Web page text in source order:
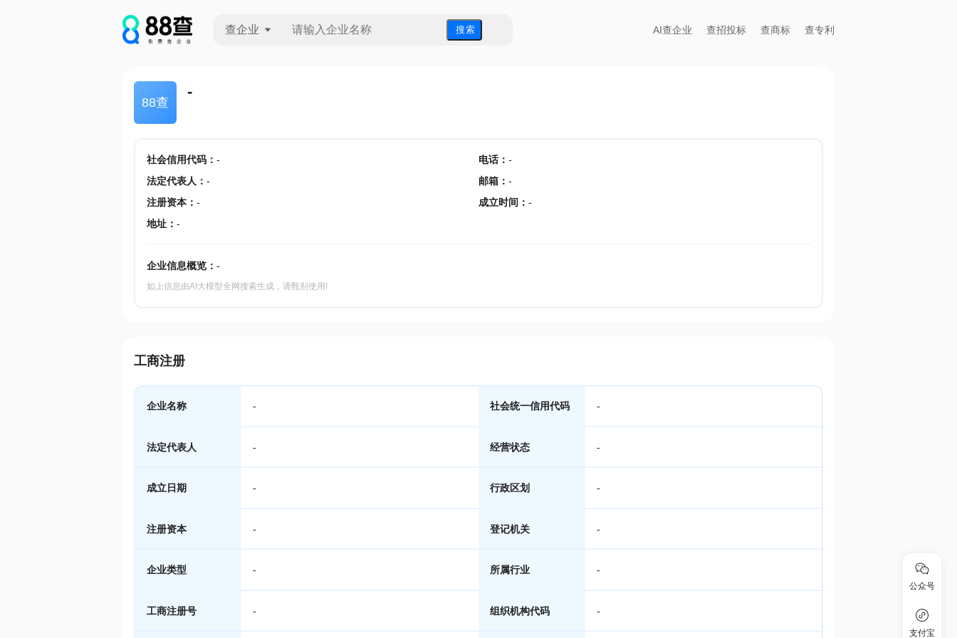
查企业 搜 索 AI查企业 查招投标 查商标 查专利
88查
-
社会信用代码： - 电话： -
法定代表人 ： - 邮箱 ： -
注册资本： - 成立时间 ： -
地址： -
企业信息概览： -
如上信息由AI大模型全网搜索生成，请甄别使用!
工商注册
企业名称 - 社会统一信用代码 -
法定代表人 - 经营状态 -
成立日期 - 行政区划 -
注册资本 - 登记机关 -
企业类型 - 所属行业 -
工商注册号 - 组织机构代码 -
公众号
支付宝